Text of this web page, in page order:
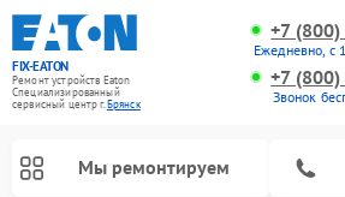
FIX-EATON
Ремонт устройств Eaton
Специализированный
cервисный центр г.Брянск
+7
Ежедневно, с
+7
Звонок
Мы ремонтируем